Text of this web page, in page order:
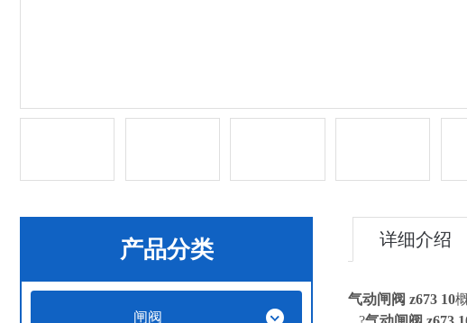
产品分类
闸阀
详细介绍
气动闸阀 z673 10